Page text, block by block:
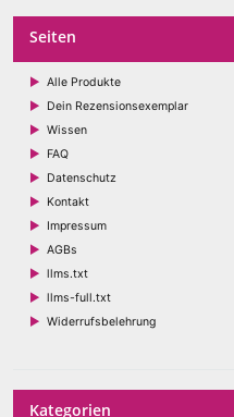
Seiten
Alle Produkte
Dein Rezensionsexemplar
Wissen
FAQ
Datenschutz
Kontakt
Impressum
AGBs
llms.txt
llms-full.txt
Widerrufsbelehrung
Kategorien